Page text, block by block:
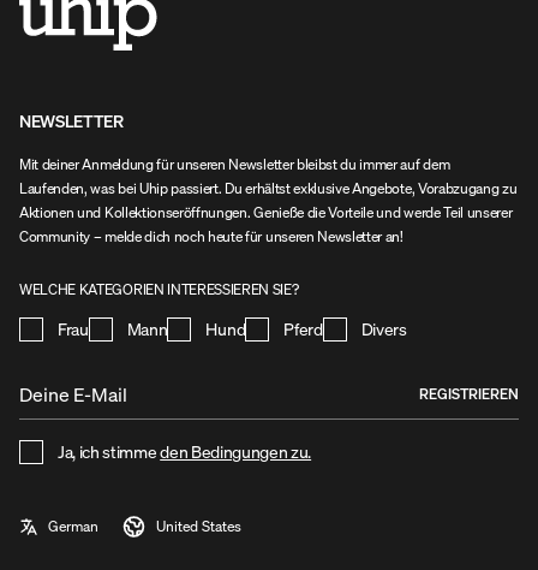
NEWSLETTER
Mit deiner Anmeldung für unseren Newsletter bleibst du immer auf dem
Laufenden, was bei Uhip passiert. Du erhältst exklusive Angebote, Vorabzugang zu
Aktionen und Kollektionseröffnungen. Genieße die Vorteile und werde Teil unserer
Community – melde dich noch heute für unseren Newsletter an!
WELCHE KATEGORIEN INTERESSIEREN SIE?
Frau Mann Hund Pferd Divers
REGISTRIEREN
Ja, ich stimmeden Bedingungen zu.